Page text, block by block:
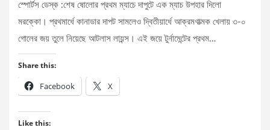
স্পোর্টস ডেস্ক :শেষ ষোলোর প্রথম ম্যাচে দাপুটে এক ম্যাচ উপহার দিলো
মরক্কো। প্রথমার্ধে কানাডার দাপট সামলেও দ্বিতীয়ার্ধে আক্রমণাত্মক খেলায় ৩-০
গোলের জয় তুলে নিয়েছে আটলাস লায়ন্স। এই জয়ে টুর্নামেন্টের প্রথম…
Share this:
Facebook X
Like this: